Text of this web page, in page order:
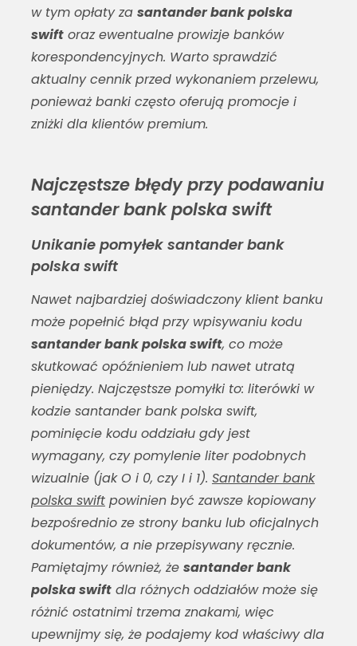
w tym opłaty za santander bank polska
swiftoraz ewentualne prowizje banków
korespondencyjnych. Warto sprawdzić
aktualny cennik przed wykonaniem przelewu,
ponieważ banki często oferują promocje i
zniżki dla klientów premium.
Najczęstsze błędy przy podawaniu
santander bank polska swift
Unikanie pomyłek santander bank
polska swift
Nawet najbardziej doświadczony klient banku
może popełnić błąd przy wpisywaniu kodu
santander bank polska swift, co może
skutkować opóźnieniem lub nawet utratą
pieniędzy. Najczęstsze pomyłki to: literówki w
kodzie santander bank polska swift,
pominięcie kodu oddziału gdy jest
wymagany, czy pomylenie liter podobnych
wizualnie (jak O i 0, czy I i 1). Santander bank
polska swiftpowinien być zawsze kopiowany
bezpośrednio ze strony banku lub oficjalnych
dokumentów, a nie przepisywany ręcznie.
Pamiętajmy również, że santander bank
polska swiftdla różnych oddziałów może się
różnić ostatnimi trzema znakami, więc
upewnijmy się, że podajemy kod właściwy dla